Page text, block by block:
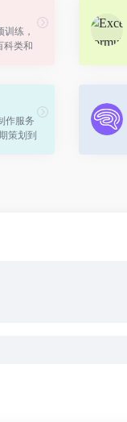
训练，
科类和
作服务
策划到